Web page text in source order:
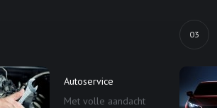
Autoservice
Met volle aandacht
03